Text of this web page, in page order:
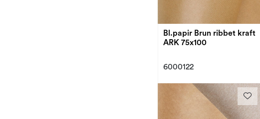
Bl.papir Brun ribbet kraft
ARK 75x100
6000122